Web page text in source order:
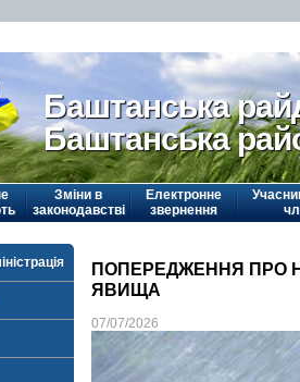
Баштанська
Баштанська
Зміни в
законодавстві
Електронне
звернення
ПОПЕРЕДЖЕННЯ ПРО
ЯВИЩА
07/07/2026